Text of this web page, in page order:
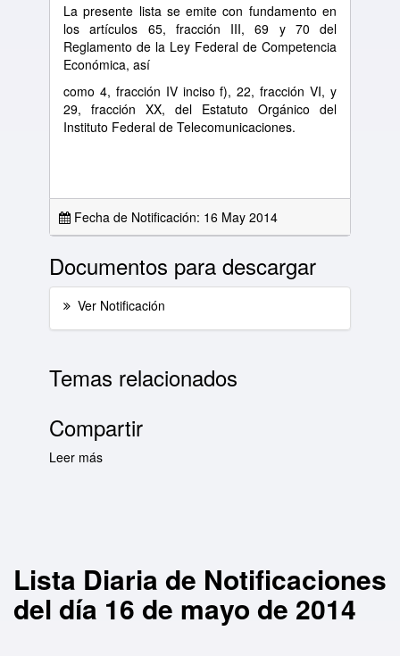
La presente lista se emite con fundamento en
los artículos 65, fracción III, 69 y 70 del
Reglamento de la Ley Federal de Competencia
Económica, así
como 4, fracción IV inciso f), 22, fracción VI, y
29, fracción XX, del Estatuto Orgánico del
Instituto Federal de Telecomunicaciones.
Fecha de Notificación: 16 May 2014
Documentos para descargar
Ver Notificación
Temas relacionados
Compartir
Leer más
Lista Diaria de Notificaciones
del día 16 de mayo de 2014